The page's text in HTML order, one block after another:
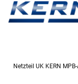
Netzteil UK KERN